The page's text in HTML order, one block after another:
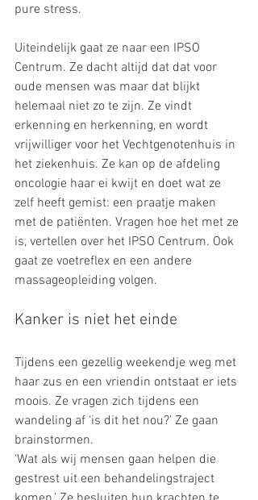
pure stress.
Uiteindelijk gaat ze naar een IPSO
Centrum. Ze dacht altijd dat dat voor
oude mensen was maar dat blijkt
helemaal niet zo te zijn. Ze vindt
erkenning en herkenning, en wordt
vrijwilliger voor het Vechtgenotenhuis in
het ziekenhuis. Ze kan op de afdeling
oncologie haar ei kwijt en doet wat ze
zelf heeft gemist: een praatje maken
met de patiënten. Vragen hoe het met ze
is, vertellen over het IPSO Centrum. Ook
gaat ze voetreflex en een andere
massageopleiding volgen.
Kanker is niet het einde
Tijdens een gezellig weekendje weg met
haar zus en een vriendin ontstaat er iets
moois. Ze vragen zich tijdens een
wandeling af ‘is dit het nou?’ Ze gaan
brainstormen.
‘Wat als wij mensen gaan helpen die
gestrest uit een behandelingstraject